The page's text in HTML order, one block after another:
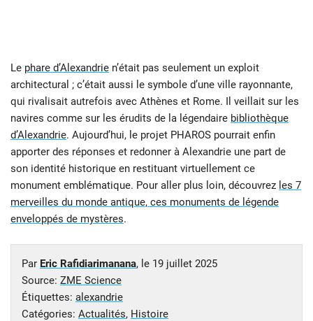
Le phare d’Alexandrie n’était pas seulement un exploit
architectural ; c’était aussi le symbole d’une ville rayonnante,
qui rivalisait autrefois avec Athènes et Rome. Il veillait sur les
navires comme sur les érudits de la légendaire bibliothèque
d’Alexandrie. Aujourd’hui, le projet PHAROS pourrait enfin
apporter des réponses et redonner à Alexandrie une part de
son identité historique en restituant virtuellement ce
monument emblématique. Pour aller plus loin, découvrez les 7
merveilles du monde antique, ces monuments de légende
enveloppés de mystères.
Par Eric Rafidiarimanana, le 19 juillet 2025
Source: ZME Science
Étiquettes: alexandrie
Catégories: Actualités, Histoire